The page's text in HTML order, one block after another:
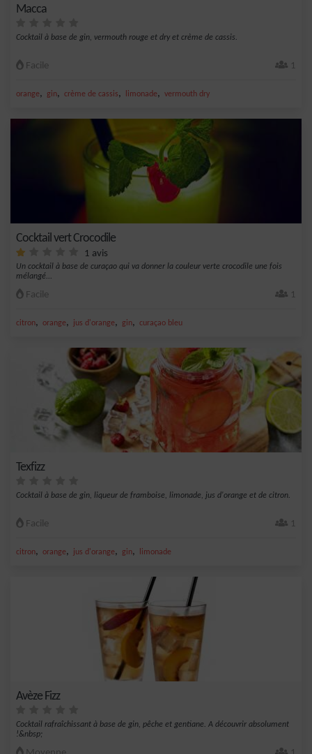
Macca
Cocktail à base de gin, vermouth rouge et dry et crème de cassis.
Facile 1
orange, gin, crème de cassis, limonade, vermouth dry
Cocktail vert Crocodile
1 avis
Un cocktail à base de curaçao qui va donner la couleur verte crocodile une fois
mélangé...
Facile 1
citron, orange, jus d'orange, gin, curaçao bleu
Texfizz
Cocktail à base de gin, liqueur de framboise, limonade, jus d'orange et de citron.
Facile 1
citron, orange, jus d'orange, gin, limonade
Avèze Fizz
Cocktail rafraîchissant à base de gin, pêche et gentiane. A découvrir absolument
!&nbsp;